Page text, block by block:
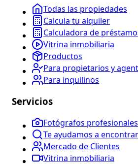
Todas las propiedades
Calcula tu alquiler
Calculadora de
Vitrina inmobiliaria
Productos
Para propietarios y
Para inquilinos
Servicios
Fotógrafos profesionales
Te ayudamos a
Mercado de Clientes
Vitrina inmobiliaria